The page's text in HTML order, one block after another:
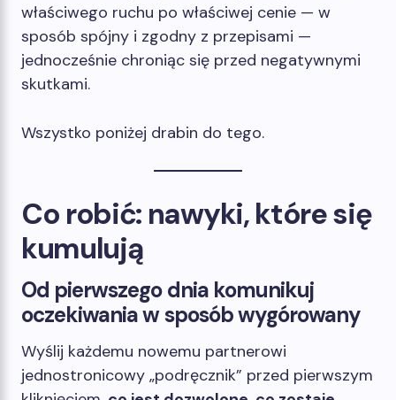
właściwego ruchu po właściwej cenie — w
sposób spójny i zgodny z przepisami —
jednocześnie chroniąc się przed negatywnymi
skutkami.
Wszystko poniżej drabin do tego.
Co robić: nawyki, które się
kumulują
Od pierwszego dnia komunikuj
oczekiwania w sposób wygórowany
Wyślij każdemu nowemu partnerowi
jednostronicowy „podręcznik” przed pierwszym